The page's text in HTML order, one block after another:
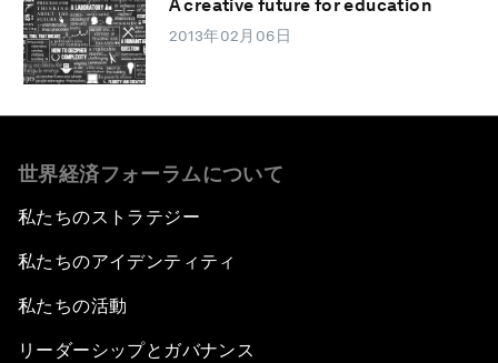
A creative future for education
2013年02月06日
世界経済フォーラムについて
私たちのストラテジー
私たちのアイデンティティ
私たちの活動
リーダーシップとガバナンス